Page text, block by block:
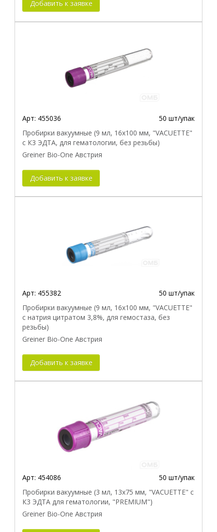
Добавить к заявке
Арт: 455036
50 шт/упак
Пробирки вакуумные (9 мл, 16х100 мм, "VACUETTE"
с К3 ЭДТА, для гематологии, без резьбы)
Greiner Bio-One Австрия
Добавить к заявке
Арт: 455382
50 шт/упак
Пробирки вакуумные (9 мл, 16х100 мм, "VACUETTE"
с натрия цитратом 3,8%, для гемостаза, без
резьбы)
Greiner Bio-One Австрия
Добавить к заявке
Арт: 454086
50 шт/упак
Пробирки вакуумные (3 мл, 13х75 мм, "VACUETTE" с
К3 ЭДТА для гематологии, "PREMIUM")
Greiner Bio-One Австрия